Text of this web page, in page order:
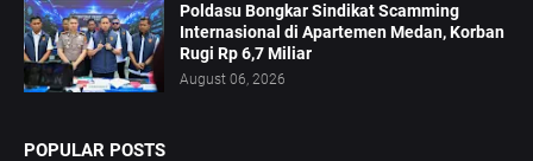
Poldasu Bongkar Sindikat Scamming
Internasional di Apartemen Medan, Korban
Rugi Rp 6,7 Miliar
August 06, 2026
POPULAR POSTS